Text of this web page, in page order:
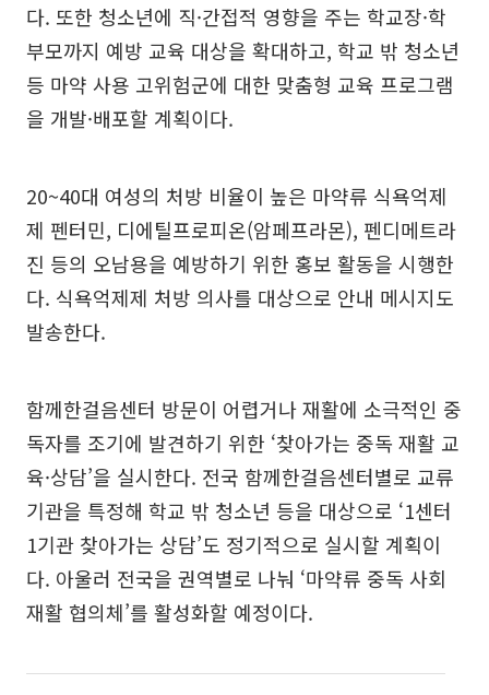
다. 또한 청소년에 직·간접적 영향을 주는 학교장·학
부모까지 예방 교육 대상을 확대하고, 학교 밖 청소년
등 마약 사용 고위험군에 대한 맞춤형 교육 프로그램
을 개발·배포할 계획이다.
20~40대 여성의 처방 비율이 높은 마약류 식욕억제
제 펜터민, 디에틸프로피온(암페프라몬), 펜디메트라
진 등의 오남용을 예방하기 위한 홍보 활동을 시행한
다. 식욕억제제 처방 의사를 대상으로 안내 메시지도
발송한다.
함께한걸음센터 방문이 어렵거나 재활에 소극적인 중
독자를 조기에 발견하기 위한 ‘찾아가는 중독 재활 교
육·상담’을 실시한다. 전국 함께한걸음센터별로 교류
기관을 특정해 학교 밖 청소년 등을 대상으로 ‘1센터
1기관 찾아가는 상담’도 정기적으로 실시할 계획이
다. 아울러 전국을 권역별로 나눠 ‘마약류 중독 사회
재활 협의체’를 활성화할 예정이다.